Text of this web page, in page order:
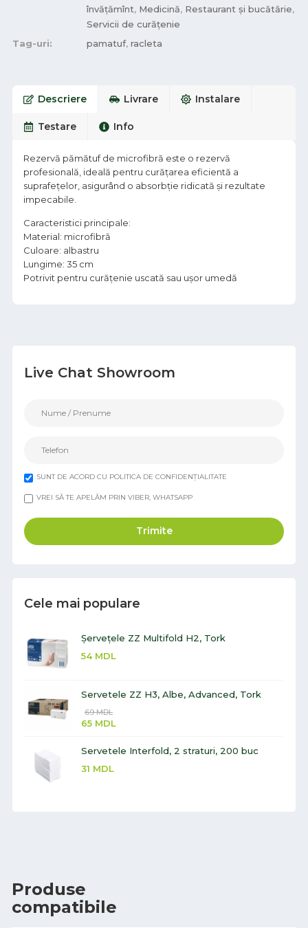
Live Chat Showroom
SUNT DE ACORD CU POLITICA DE CONFIDENȚIALITATE
VREI SĂ TE APELĂM PRIN VIBER, WHATSAPP
Trimite
Cele mai populare
Șervețele ZZ Multifold H2, Tork
54 MDL
Servetele ZZ H3, Albe, Advanced, Tork
69MDL
65 MDL
Servetele Interfold, 2 straturi, 200 buc
31 MDL
învățămînt, Medicină, Restaurant și bucătărie,
Servicii de curățenie
Tag-uri:
pamatuf, racleta
Descriere Livrare Instalare
Testare Info
Rezervă pămătuf de microfibră este o rezervă
profesională, ideală pentru curățarea eficientă a
suprafețelor, asigurând o absorbție ridicată și rezultate
impecabile.
Caracteristici principale:
Material: microfibră
Culoare: albastru
Lungime: 35 cm
Potrivit pentru curățenie uscată sau ușor umedă
Produse
compatibile